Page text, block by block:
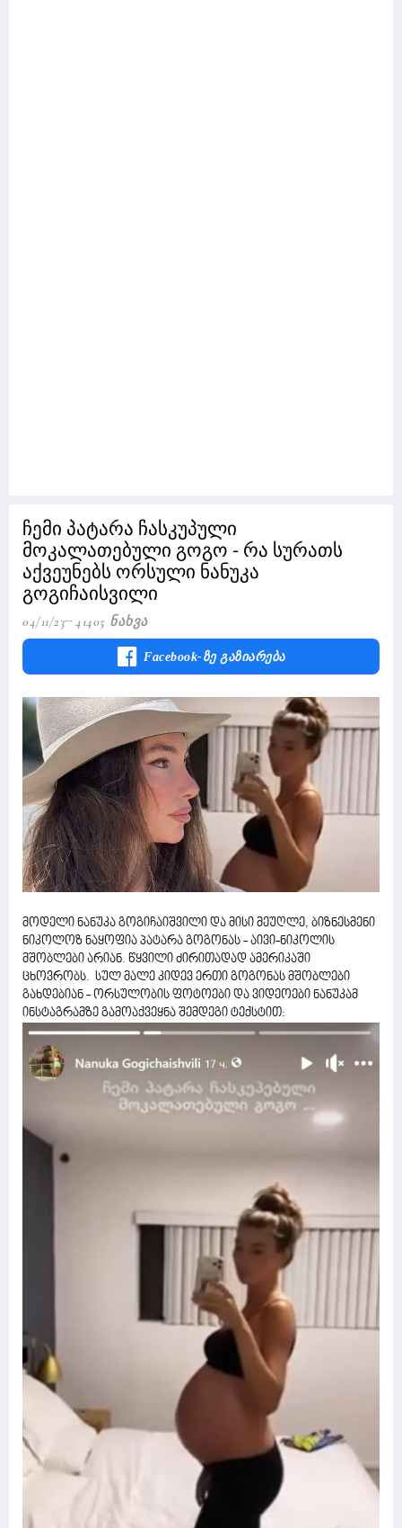
ჩემი პატარა ჩასკუპული
მოკალათებული გოგო - რა სურათს
აქვეუნებს ორსული ნანუკა
გოგიჩაისვილი
04/11/23 41405 Ნახვა
Facebook-Ზე Გაზიარება
მოდელი ნანუკა გოგიჩაიშვილი და მისი მეუღლე, ბიზნესმენი
ნიკოლოზ ნაყოფია პატარა გოგონას - აივი-ნიკოლის
მშობლები არიან. წყვილი ძირითადად ამერიკაში
ცხოვრობს. სულ მალე კიდევ ერთი გოგონას მშობლები
გახდებიან - ორსულობის ფოტოები და ვიდეოები ნანუკამ
ინსტაგრამზე გამოაქვეყნა შემდეგი ტექსტით: